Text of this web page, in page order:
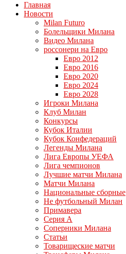
Главная
Новости
Milan Futuro
Болельщики Милана
Видео Милана
россонери на Евро
Евро 2012
Евро 2016
Евро 2020
Евро 2024
Евро 2028
Игроки Милана
Клуб Милан
Конкурсы
Кубок Италии
Кубок Конфедераций
Легенды Милана
Лига Европы УЕФА
Лига чемпионов
Лучшие матчи Милана
Матчи Милана
Национальные сборные
Не футбольный Милан
Примавера
Серия А
Соперники Милана
Статьи
Товарищеские матчи